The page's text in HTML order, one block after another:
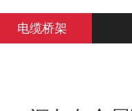
电缆桥架